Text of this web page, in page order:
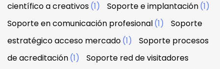
científico a creativos(1) Soporte e implantación(1)
Soporte en comunicación profesional(1)
Soporte
estratégico acceso mercado(1)
Soporte procesos
de acreditación(1)
Soporte red de visitadores